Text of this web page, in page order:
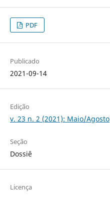
PDF
Publicado
2021-09-14
Edição
v. 23 n. 2 (2021): Maio/Agosto
Seção
Dossiê
Licença